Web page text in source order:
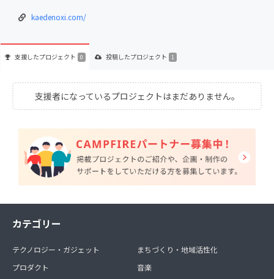
kaedenoxi.com/
支援したプロジェクト 0 投稿したプロジェクト 1
支援者になっているプロジェクトはまだありません。
カテゴリー
テクノロジー・ガジェット
プロダクト
まちづくり・地域活性化
音楽